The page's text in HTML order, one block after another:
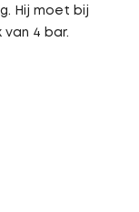
Hij moet bij
4 bar.